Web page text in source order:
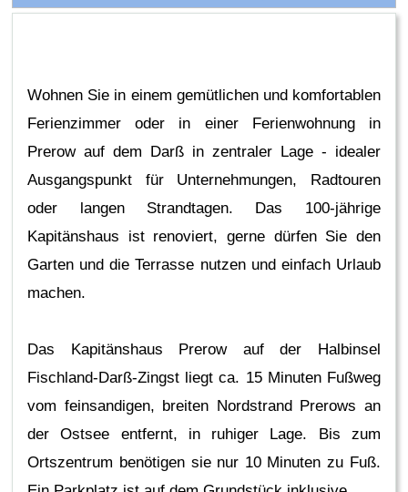
Wohnen Sie in einem gemütlichen und komfortablen
Ferienzimmer oder in einer Ferienwohnung in
Prerow auf dem Darß in zentraler Lage - idealer
Ausgangspunkt für Unternehmungen, Radtouren
oder langen Strandtagen. Das 100-jährige
Kapitänshaus ist renoviert, gerne dürfen Sie den
Garten und die Terrasse nutzen und einfach Urlaub
machen.
Das Kapitänshaus Prerow auf der Halbinsel
Fischland-Darß-Zingst liegt ca. 15 Minuten Fußweg
vom feinsandigen, breiten Nordstrand Prerows an
der Ostsee entfernt, in ruhiger Lage. Bis zum
Ortszentrum benötigen sie nur 10 Minuten zu Fuß.